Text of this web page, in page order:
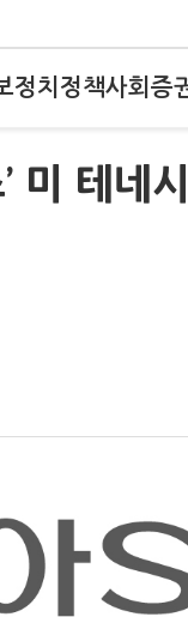
정치 정책사회 증
미 테네